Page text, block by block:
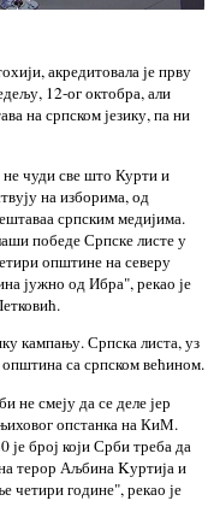
акредитовала је прву
12-ог октобра, али
на српском језику, па ни
не чуди све што Курти и
на изборима, од
српским медијима.
победе Српске листе у
општине на северу
јужно од Ибра", рекао је
кампању. Српска листа, уз
са српском већином.
не смеју да се деле јер
опстанка на КиМ.
је број који Срби треба да
терор Аљбина Kуртија и
четири године", рекао је